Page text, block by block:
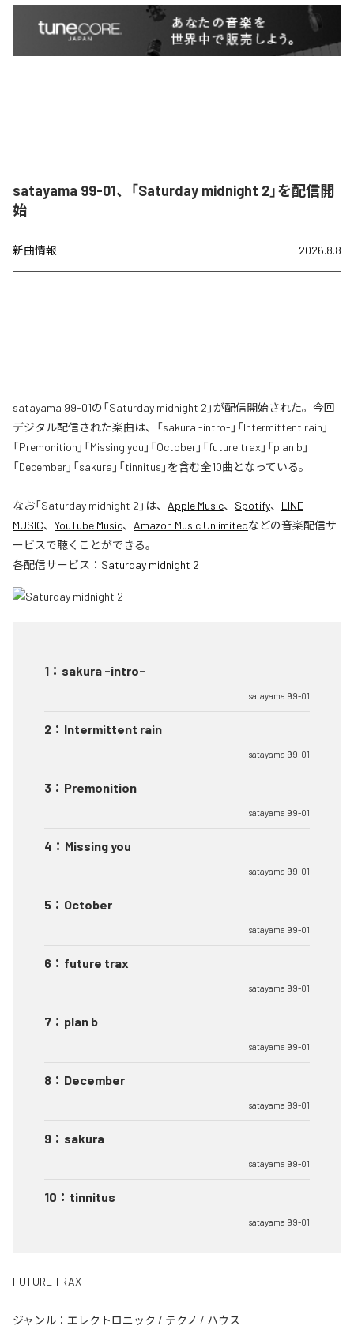
satayama 99-01、「Saturday midnight 2」を配信開
始
新曲情報 2026.8.8
satayama 99-01の「Saturday midnight 2」が配信開始された。今回
デジタル配信された楽曲は、「sakura -intro-」「Intermittent rain」
「Premonition」「Missing you」「October」「future trax」「plan b」
「December」「sakura」「tinnitus」を含む全10曲となっている。
なお「Saturday midnight 2 」は、 Apple Music、 Spotify、 LINE
MUSIC、 YouTube Music、 Amazon Music Unlimitedなどの音楽配信サ
ービスで聴くことができる。
各配信サービス： Saturday midnight 2
1 ： sakura -intro-
satayama 99-01
2 ： Intermittent rain
satayama 99-01
3 ： Premonition
satayama 99-01
4 ： Missing you
satayama 99-01
5 ： October
satayama 99-01
6 ： future trax
satayama 99-01
7 ： plan b
satayama 99-01
8 ： December
satayama 99-01
9 ： sakura
satayama 99-01
10 ： tinnitus
satayama 99-01
FUTURE TRAX
ジャンル： エレクトロニック / テクノ / ハウス